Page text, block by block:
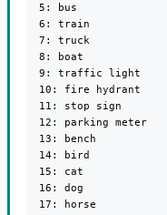
  5: bus
  6: train
  7: truck
  8: boat
  9: traffic light
  10: fire hydrant
  11: stop sign
  12: parking meter
  13: bench
  14: bird
  15: cat
  16: dog
  17: horse